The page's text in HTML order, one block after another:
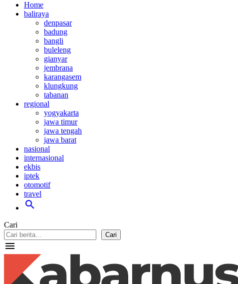
Home
baliraya
denpasar
badung
bangli
buleleng
gianyar
jembrana
karangasem
klungkung
tabanan
regional
yogyakarta
jawa timur
jawa tengah
jawa barat
nasional
internasional
ekbis
iptek
otomotif
travel
search
Cari
Cari
menu